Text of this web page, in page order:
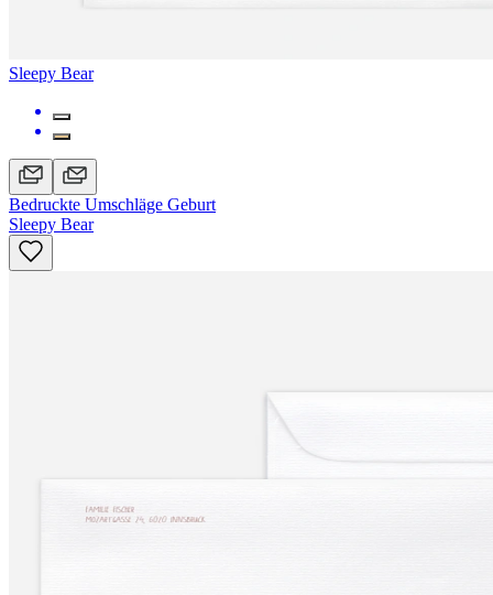
Sleepy Bear
Bedruckte Umschläge Geburt
Sleepy Bear